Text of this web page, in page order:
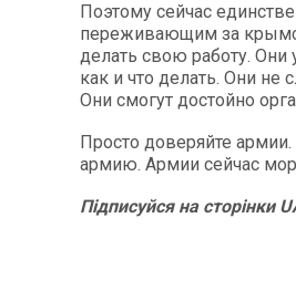
Поэтому сейчас
переживающим за
делать свою работу.
как и что делать. Они не
Они смогут достойно
Просто доверяйте
армию. Армии сейчас
Підписуйся на сторінки